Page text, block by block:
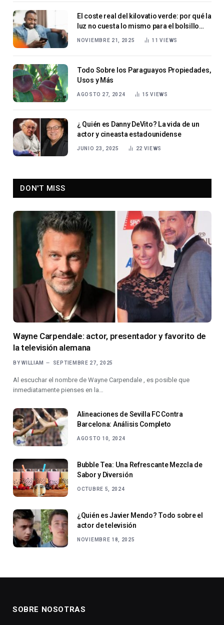
El coste real del kilovatio verde: por qué la
luz no cuesta lo mismo para el bolsillo
NOVIEMBRE 21, 2025 11VIEWS
Todo Sobre los Paraguayos Propiedades,
Usos y Más
AGOSTO 27, 2024 15VIEWS
¿ Quién es Danny DeVito? La vida de un
actor y cineasta estadounidense
JUNIO 23, 2025 22 VIEWS
DON'T MISS
Wayne Carpendale: actor, presentador y favorito de
la televisión alemana
BY WILLIAM SEPTIEMBRE 27, 2025
Al escuchar el nombre de Wayne Carpendale , es posible que
inmediatamente pienses en la…
Alineaciones de Sevilla FC Contra
Barcelona: Análisis Completo
AGOSTO 10, 2024
Bubble Tea: Una Refrescante Mezcla de
Sabor y Diversión
OCTUBRE 5, 2024
¿Quién es Javier Mendo? Todo sobre el
actor de televisión
NOVIEMBRE 18, 2025
SOBRE NOSOTRAS